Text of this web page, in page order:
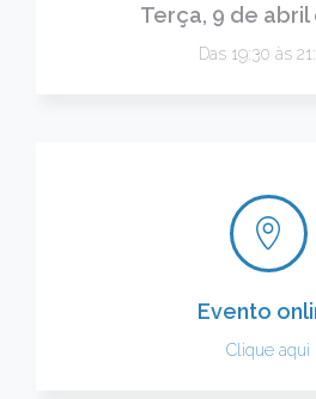
Terça, 9 de abril
Das 19:30 às
Evento
Clique aqui